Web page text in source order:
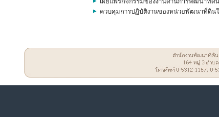
ควบคุมการปฏิบัติงานของหน่วยพัฒนาที่ดิน